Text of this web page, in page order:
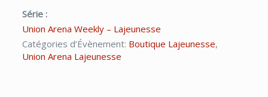
Série :
Union Arena Weekly – Lajeunesse
Catégories d’Évènement: Boutique Lajeunesse,
Union Arena Lajeunesse